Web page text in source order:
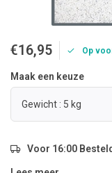
€16,95 Op
Maak een keuze
Gewicht : 5 kg
Voor 16:00